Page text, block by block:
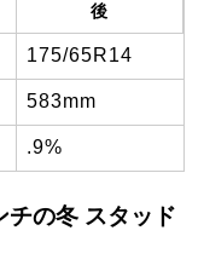
後
175/65R14
583mm
.9%
チの冬 スタッド